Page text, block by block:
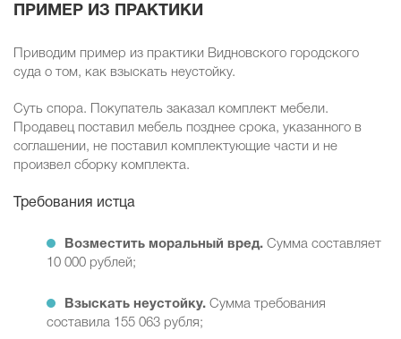
ПРИМЕР ИЗ ПРАКТИКИ
Приводим пример из практики Видновского городского
суда о том, как взыскать неустойку.
Суть спора. Покупатель заказал комплект мебели.
Продавец поставил мебель позднее срока, указанного в
соглашении, не поставил комплектующие части и не
произвел сборку комплекта.
Требования истца
Возместить моральный вред. Сумма составляет
10 000 рублей;
Взыскать неустойку. Сумма требования
составила 155 063 рубля;